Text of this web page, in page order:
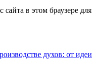
в этом браузере для
духов: от идеи